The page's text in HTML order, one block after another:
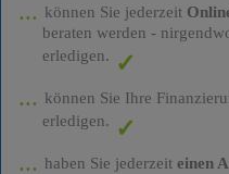
können Sie jederzeit
beraten werden -
erledigen.
können Sie Ihre
erledigen.
haben Sie jederzeit einen